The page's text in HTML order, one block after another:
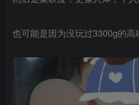
也可能是因为没玩过3300g的高